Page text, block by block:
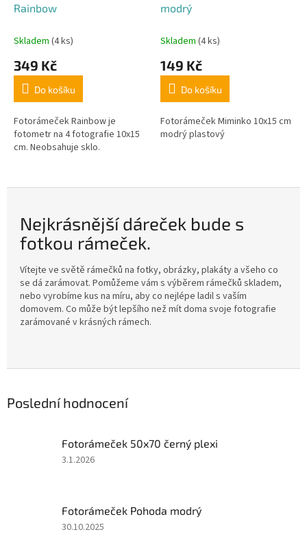
Rainbow
Skladem (4 ks)
349 Kč
Do košíku
Fotorámeček Rainbow je
fotometr na 4 fotografie 10x15
cm. Neobsahuje sklo.
modrý
Skladem (4 ks)
149 Kč
Do košíku
Fotorámeček Miminko 10x15 cm
modrý plastový
Nejkrásnější dáreček bude s
fotkou rámeček.
Vítejte ve světě rámečků na fotky, obrázky, plakáty a všeho co
se dá zarámovat. Pomůžeme vám s výběrem rámečků skladem,
nebo vyrobíme kus na míru, aby co nejlépe ladil s vaším
domovem. Co může být lepšího než mít doma svoje fotografie
zarámované v krásných rámech.
Poslední hodnocení
Fotorámeček 50x70 černý plexi
Hodnocení
z
5
3.1.2026
Fotorámeček Pohoda modrý
Hodnocení
30.10.2025